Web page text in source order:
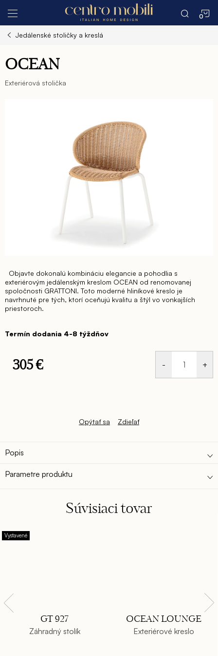
Jedálenské stoličky a kreslá
OCEAN
Exteriérová stolička
Objavte dokonalú kombináciu elegancie a pohodlia s
exteriérovým jedálenským kreslom OCEAN od renomovanej
spoločnosti GRATTONI. Toto moderné hliníkové kreslo je
navrhnuté pre tých, ktorí oceňujú kvalitu a štýl vo vonkajších
priestoroch.
Termín dodania 4-8 týždňov
305 €
Opýtať sa Zdieľať
Popis
Parametre produktu
Súvisiaci tovar
Vystavené
GT 927
Záhradný stolík
OCEAN LOUNGE
Exteriérové kreslo